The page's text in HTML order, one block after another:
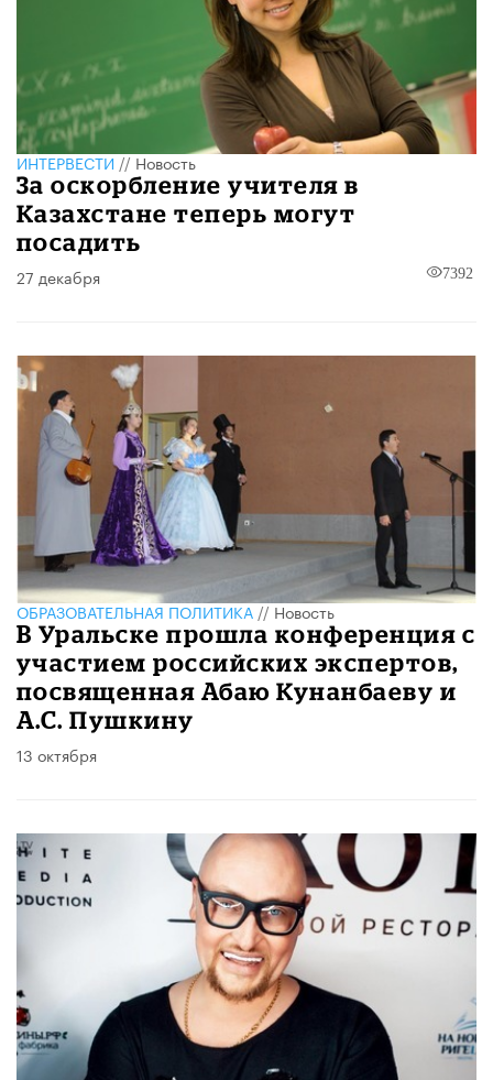
ИНТЕРВЕСТИ//Новость
За оскорбление учителя в
Казахстане теперь могут
посадить
27 декабря 7392
ОБРАЗОВАТЕЛЬНАЯ ПОЛИТИКА//Новость
В Уральске прошла конференция с
участием российских экспертов,
посвященная Абаю Кунанбаеву и
А.С. Пушкину
13 октября